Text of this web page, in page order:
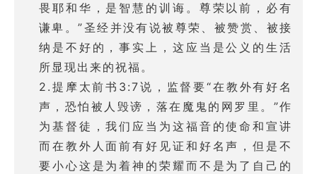
畏耶和华，是智慧的训诲。尊荣以前，必有
谦卑。”圣经并没有说被尊荣、被赞赏、被接
纳是不好的，事实上，这应当是公义的生活
所显现出来的祝福。
2.提摩太前书3:7说，监督要“在教外有好名
声，恐怕被人毁谤，落在魔鬼的网罗里。”作
为基督徒，我们应当为这福音的使命和宣讲
而在教外人面前有好见证和好名声，但是不
要小心这是为着神的荣耀而不是为了自己的